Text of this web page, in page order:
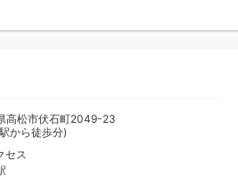
高松市伏石町2049-23
から徒歩分)
セス